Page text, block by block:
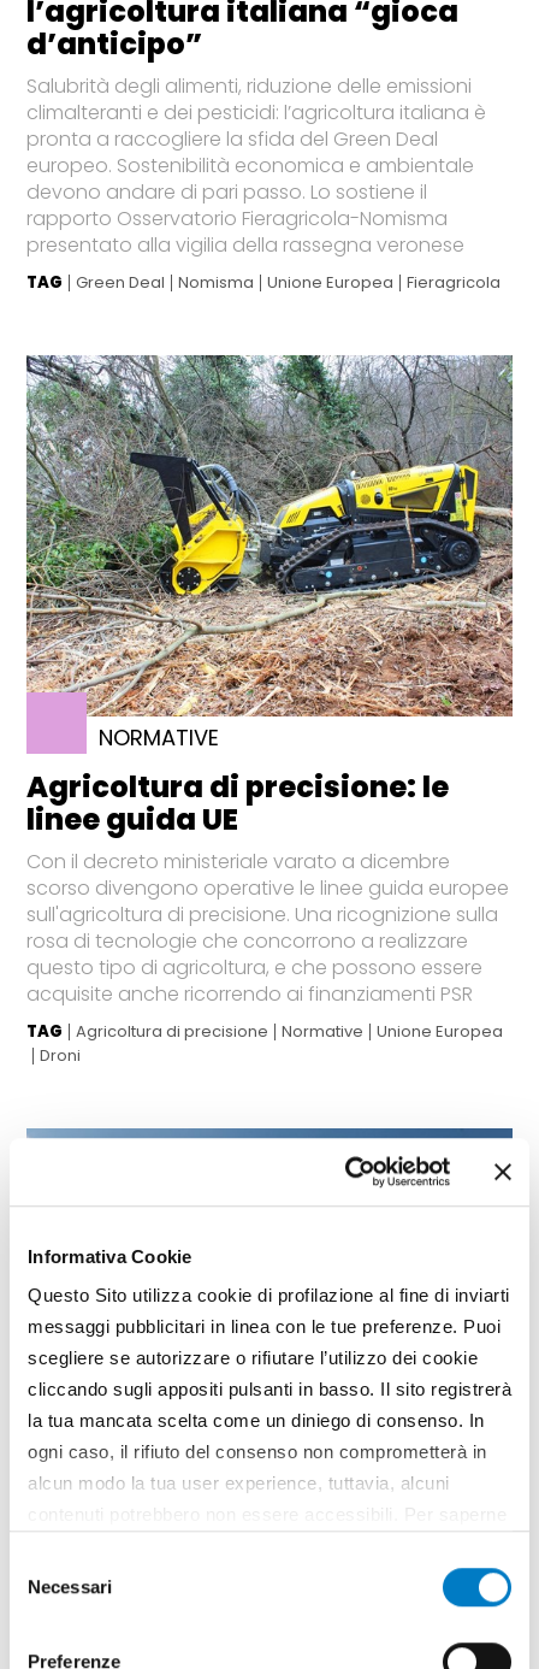
Informativa Cookie
Questo Sito utilizza cookie di profilazione al fine di inviarti
messaggi pubblicitari in linea con le tue preferenze. Puoi
scegliere se autorizzare o rifiutare l’utilizzo dei cookie
cliccando sugli appositi pulsanti in basso. Il sito registrerà
la tua mancata scelta come un diniego di consenso. In
ogni caso, il rifiuto del consenso non comprometterà in
alcun modo la tua user experience, tuttavia, alcuni
contenuti potrebbero non essere accessibili. Per saperne
all’utilizzo di tutti, o solamente di alcuni di essi, ti
delNecessari
Preferenze
l’agricoltura italiana “gioca
d’anticipo”
Salubrità degli alimenti, riduzione delle emissioni
climalteranti e dei pesticidi: l’agricoltura italiana è
pronta a raccogliere la sfida del Green Deal
europeo. Sostenibilità economica e ambientale
devono andare di pari passo. Lo sostiene il
rapporto Osservatorio Fieragricola-Nomisma
presentato alla vigilia della rassegna veronese
TAG Green Deal Nomisma Unione Europea Fieragricola
NORMATIVE
Agricoltura di precisione: le
linee guida UE
Con il decreto ministeriale varato a dicembre
scorso divengono operative le linee guida europee
sull'agricoltura di precisione. Una ricognizione sulla
rosa di tecnologie che concorrono a realizzare
questo tipo di agricoltura, e che possono essere
acquisite anche ricorrendo ai finanziamenti PSR
TAG Agricoltura di precisione Normative
Unione Europea
Droni
PRIMO PIANO
tema europeo
ed Elisabetta Gardini un'interrogazione a Bruxelles